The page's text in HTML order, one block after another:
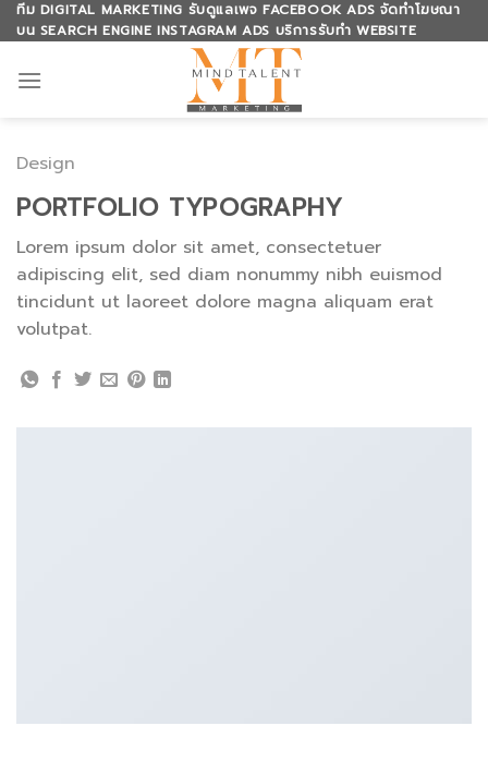
Skip
to
content
ทีม DIGITAL MARKETING รับดูแลเพจ FACEBOOK ADS จัดทำโฆษณา
บน SEARCH ENGINE INSTAGRAM ADS บริการรับทำ WEBSITE
Design
PORTFOLIO TYPOGRAPHY
Lorem ipsum dolor sit amet, consectetuer
adipiscing elit, sed diam nonummy nibh euismod
tincidunt ut laoreet dolore magna aliquam erat
volutpat.